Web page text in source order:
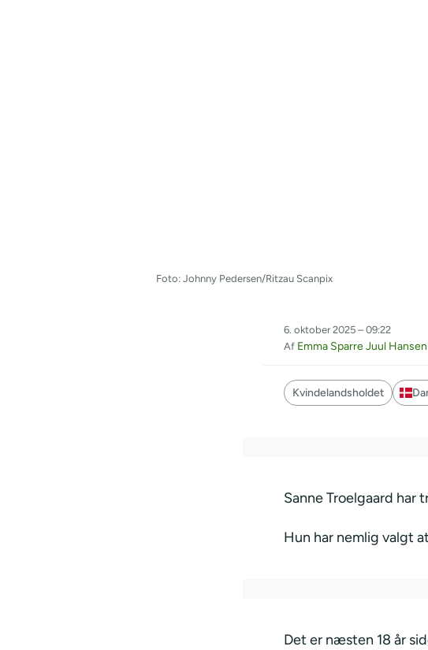
Foto: Johnny Pedersen/Ritzau Scanpix
6. oktober 2025 – 09:22
Af Emma Sparre Juul
Kvindelandsholdet
Sanne Troelgaard har
Hun har nemlig valgt
Det er næsten 18 år